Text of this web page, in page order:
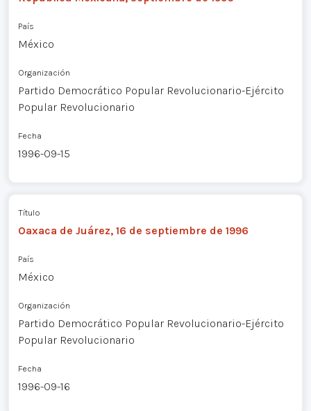
País
México
Organización
Partido Democrático Popular Revolucionario-Ejército
Popular Revolucionario
Fecha
1996-09-15
Título
Oaxaca de Juárez, 16 de septiembre de 1996
País
México
Organización
Partido Democrático Popular Revolucionario-Ejército
Popular Revolucionario
Fecha
1996-09-16